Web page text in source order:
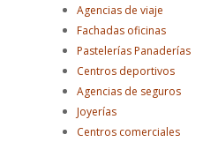
Agencias de viaje
Fachadas oficinas
Pastelerías Panaderías
Centros deportivos
Agencias de seguros
Joyerías
Centros comerciales